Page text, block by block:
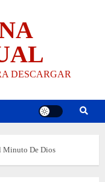
DESCARGAR
Minuto De Dios